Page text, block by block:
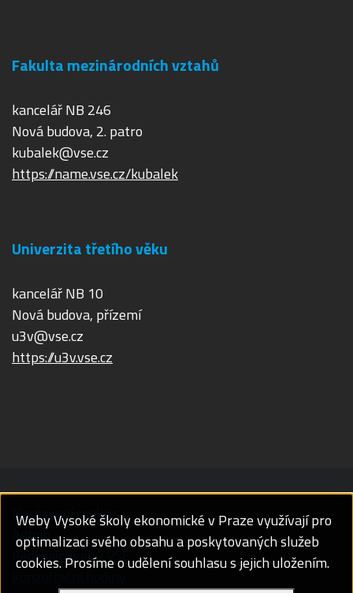
Fakulta mezinárodních vztahů
kancelář NB 246
Nová budova, 2. patro
kubalek@vse.cz
https://name.vse.cz/kubalek
Univerzita třetího věku
kancelář NB 10
Nová budova, přízemí
u3v@vse.cz
https://u3v.vse.cz
Nastavení cookies
Admin
Redesign webů VŠE
Weby Vysoké školy ekonomické v Praze využívají pro
optimalizaci svého obsahu a poskytovaných služeb
cookies. Prosíme o udělení souhlasu s jejich uložením.